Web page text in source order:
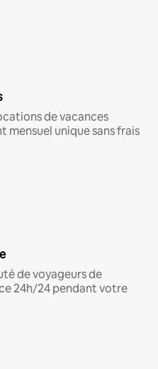
de vacances
mensuel unique sans frais
de voyageurs de
24h/24 pendant votre